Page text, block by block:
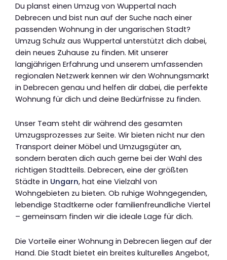
Du planst einen Umzug von Wuppertal nach
Debrecen und bist nun auf der Suche nach einer
passenden Wohnung in der ungarischen Stadt?
Umzug Schulz aus Wuppertal unterstützt dich dabei,
dein neues Zuhause zu finden. Mit unserer
langjährigen Erfahrung und unserem umfassenden
regionalen Netzwerk kennen wir den Wohnungsmarkt
in Debrecen genau und helfen dir dabei, die perfekte
Wohnung für dich und deine Bedürfnisse zu finden.
Unser Team steht dir während des gesamten
Umzugsprozesses zur Seite. Wir bieten nicht nur den
Transport deiner Möbel und Umzugsgüter an,
sondern beraten dich auch gerne bei der Wahl des
richtigen Stadtteils. Debrecen, eine der größten
Städte in Ungarn, hat eine Vielzahl von
Wohngebieten zu bieten. Ob ruhige Wohngegenden,
lebendige Stadtkerne oder familienfreundliche Viertel
– gemeinsam finden wir die ideale Lage für dich.
Die Vorteile einer Wohnung in Debrecen liegen auf der
Hand. Die Stadt bietet ein breites kulturelles Angebot,